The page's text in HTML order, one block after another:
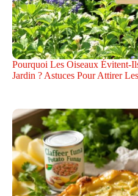
Pourquoi Les Oiseaux Évitent-
Jardin ? Astuces Pour Attirer